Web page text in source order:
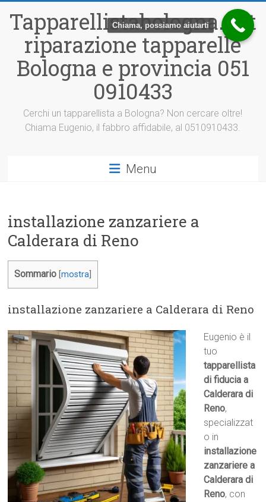
contenuto
Tapparellistabologna.net
riparazione tapparelle
Bologna e provincia 051
0910433
Cerchi un tapparellista a Bologna? Non cercare oltre!
Chiama Eugenio, il fabbro affidabile, al 0510910433.
Menu
installazione zanzariere a
Calderara di Reno
Sommario [mostra
installazione zanzariere a Calderara di Reno
Eugenio è il
tuo
tapparellista
di fiducia a
Calderara di
Reno,
specializzat
o in
installazione
zanzariere a
Calderara di
Reno, con
Chiama, possiamo aiutarti